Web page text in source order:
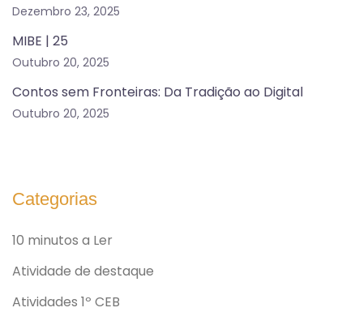
Dezembro 23, 2025
MIBE | 25
Outubro 20, 2025
Contos sem Fronteiras: Da Tradição ao Digital
Outubro 20, 2025
Categorias
10 minutos a Ler
Atividade de destaque
Atividades 1º CEB